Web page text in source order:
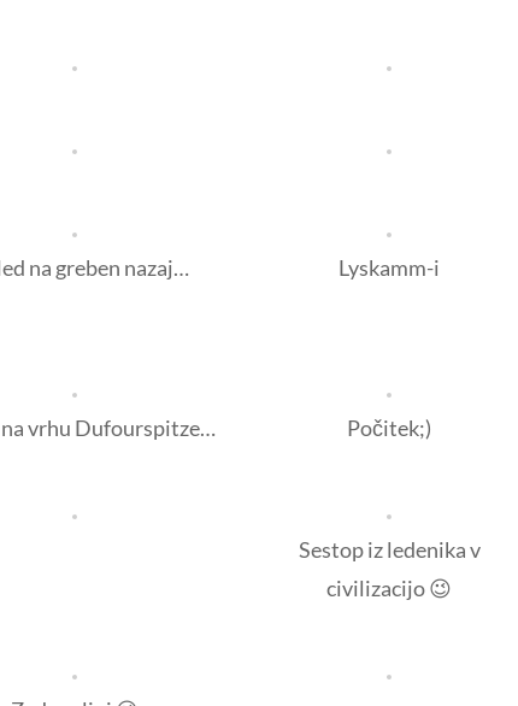
na greben nazaj… Lyskamm-i
vrhu Dufourspitze… Počitek;)
Sestop iz ledenika v
civilizacijo 😉